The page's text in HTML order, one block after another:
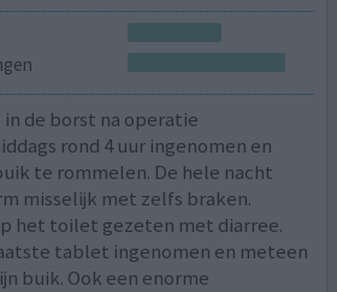
de borst na operatie
rond 4 uur ingenomen en
te rommelen. De hele nacht
misselijk met zelfs braken.
het toilet gezeten met diarree.
tablet ingenomen en meteen
buik. Ook een enorme